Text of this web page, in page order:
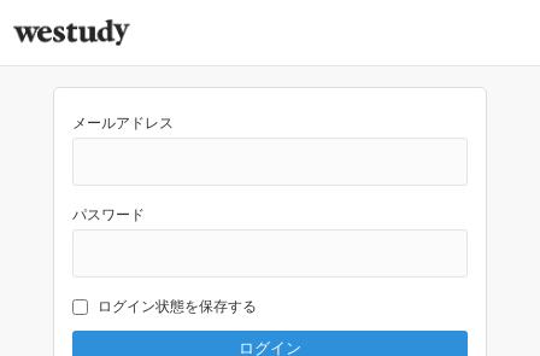
メールアドレス
パスワード
ログイン状態を保存する